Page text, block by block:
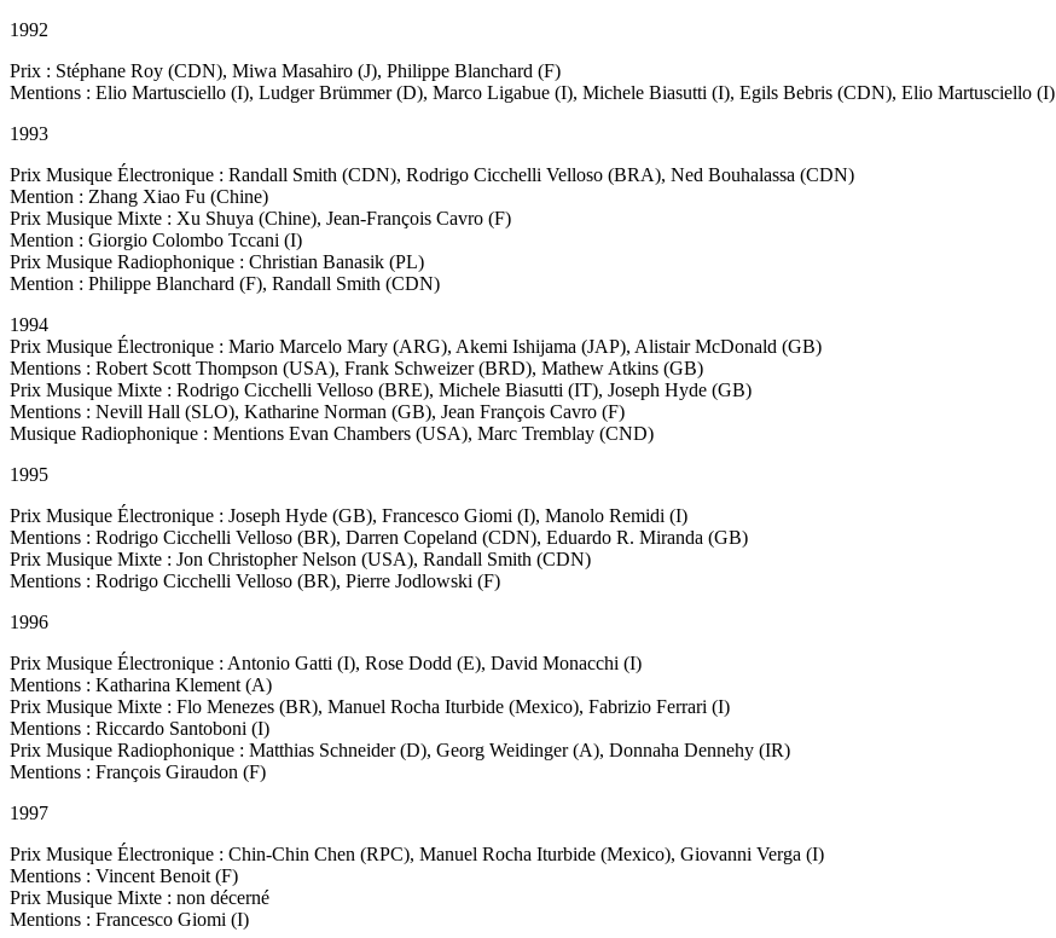
1992
Prix : Stéphane Roy (CDN), Miwa Masahiro (J), Philippe Blanchard (F)
Mentions : Elio Martusciello (I), Ludger Brümmer (D), Marco Ligabue (I), Michele Biasutti (I), Egils Bebris (CDN), Elio Martusciello (I)
1993
Prix Musique Électronique : Randall Smith (CDN), Rodrigo Cicchelli Velloso (BRA), Ned Bouhalassa (CDN)
Mention : Zhang Xiao Fu (Chine)
Prix Musique Mixte : Xu Shuya (Chine), Jean-François Cavro (F)
Mention : Giorgio Colombo Tccani (I)
Prix Musique Radiophonique : Christian Banasik (PL)
Mention : Philippe Blanchard (F), Randall Smith (CDN)
1994
Prix Musique Électronique : Mario Marcelo Mary (ARG), Akemi Ishijama (JAP), Alistair McDonald (GB)
Mentions : Robert Scott Thompson (USA), Frank Schweizer (BRD), Mathew Atkins (GB)
Prix Musique Mixte : Rodrigo Cicchelli Velloso (BRE), Michele Biasutti (IT), Joseph Hyde (GB)
Mentions : Nevill Hall (SLO), Katharine Norman (GB), Jean François Cavro (F)
Musique Radiophonique : Mentions Evan Chambers (USA), Marc Tremblay (CND)
1995
Prix Musique Électronique : Joseph Hyde (GB), Francesco Giomi (I), Manolo Remidi (I)
Mentions : Rodrigo Cicchelli Velloso (BR), Darren Copeland (CDN), Eduardo R. Miranda (GB)
Prix Musique Mixte : Jon Christopher Nelson (USA), Randall Smith (CDN)
Mentions : Rodrigo Cicchelli Velloso (BR), Pierre Jodlowski (F)
1996
Prix Musique Électronique : Antonio Gatti (I), Rose Dodd (E), David Monacchi (I)
Mentions : Katharina Klement (A)
Prix Musique Mixte : Flo Menezes (BR), Manuel Rocha Iturbide (Mexico), Fabrizio Ferrari (I)
Mentions : Riccardo Santoboni (I)
Prix Musique Radiophonique : Matthias Schneider (D), Georg Weidinger (A), Donnaha Dennehy (IR)
Mentions : François Giraudon (F)
1997
Prix Musique Électronique : Chin-Chin Chen (RPC), Manuel Rocha Iturbide (Mexico), Giovanni Verga (I)
Mentions : Vincent Benoit (F)
Prix Musique Mixte : non décerné
Mentions : Francesco Giomi (I)